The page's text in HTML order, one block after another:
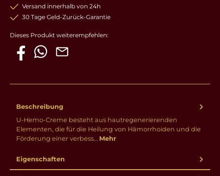
Versand innerhalb von 24h
30 Tage Geld-Zurück-Garantie
Dieses Produkt weiterempfehlen:
Beschreibung
U-Hemo-Creme besteht aus hautregenerierenden
Elementen, die für die Heilung von Hämorrhoiden und die
Förderung einer verbess… Mehr
Eigenschaften